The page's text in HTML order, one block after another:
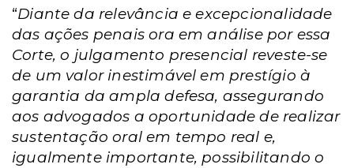
“Diante da relevância e excepcionalidade
das ações penais ora em análise por essa
Corte, o julgamento presencial reveste-se
de um valor inestimável em prestígio à
garantia da ampla defesa, assegurando
aos advogados a oportunidade de realizar
sustentação oral em tempo real e,
igualmente importante, possibilitando o